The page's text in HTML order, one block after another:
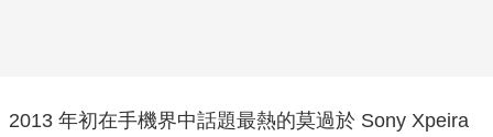
2013 年初在手機界中話題最熱的莫過於 Sony Xpeira